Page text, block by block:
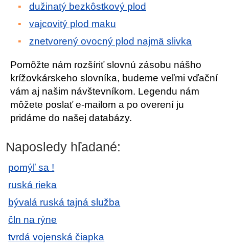
dužinatý bezkôstkový plod
vajcovitý plod maku
znetvorený ovocný plod najmä slivka
Pomôžte nám rozšíriť slovnú zásobu nášho
krížovkárskeho slovníka, budeme veľmi vďační
vám aj našim návštevníkom. Legendu nám
môžete poslať e-mailom a po overení ju
pridáme do našej databázy.
Naposledy hľadané:
pomýľ sa !
ruská rieka
bývalá ruská tajná služba
čln na rýne
tvrdá vojenská čiapka